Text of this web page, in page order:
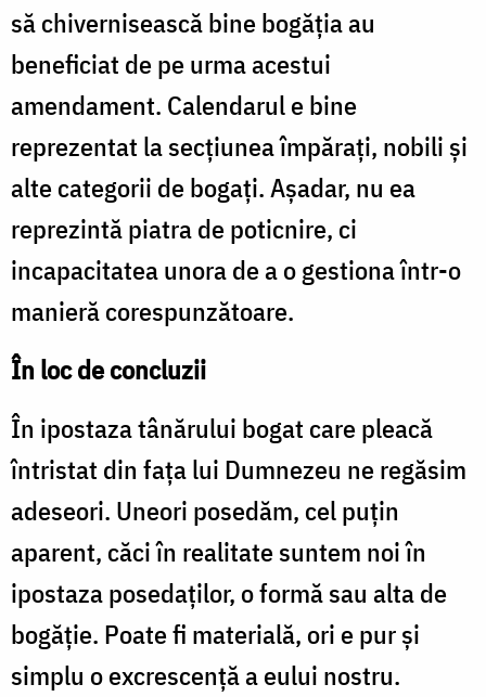
să chivernisească bine bogăția au
beneficiat de pe urma acestui
amendament. Calendarul e bine
reprezentat la secțiunea împărați, nobili și
alte categorii de bogați. Așadar, nu ea
reprezintă piatra de poticnire, ci
incapacitatea unora de a o gestiona într-o
manieră corespunzătoare.
În loc de concluzii
În ipostaza tânărului bogat care pleacă
întristat din fața lui Dumnezeu ne regăsim
adeseori. Uneori posedăm, cel puțin
aparent, căci în realitate suntem noi în
ipostaza posedaților, o formă sau alta de
bogăție. Poate fi materială, ori e pur și
simplu o excrescență a eului nostru.